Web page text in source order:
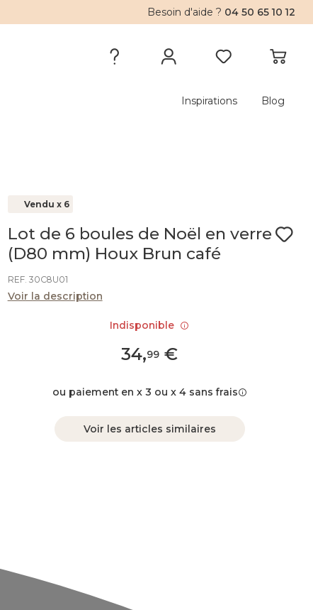
Besoin d'aide ? 04 50 65 10 12
Inspirations Blog
Vendu x 6
Lot de 6 boules de Noël en verre
(D80 mm) Houx Brun café
REF. 30C8U01
Voir la description
34,99 €
ou paiement en x 3 ou x 4 sans frais
Voir les articles similaires